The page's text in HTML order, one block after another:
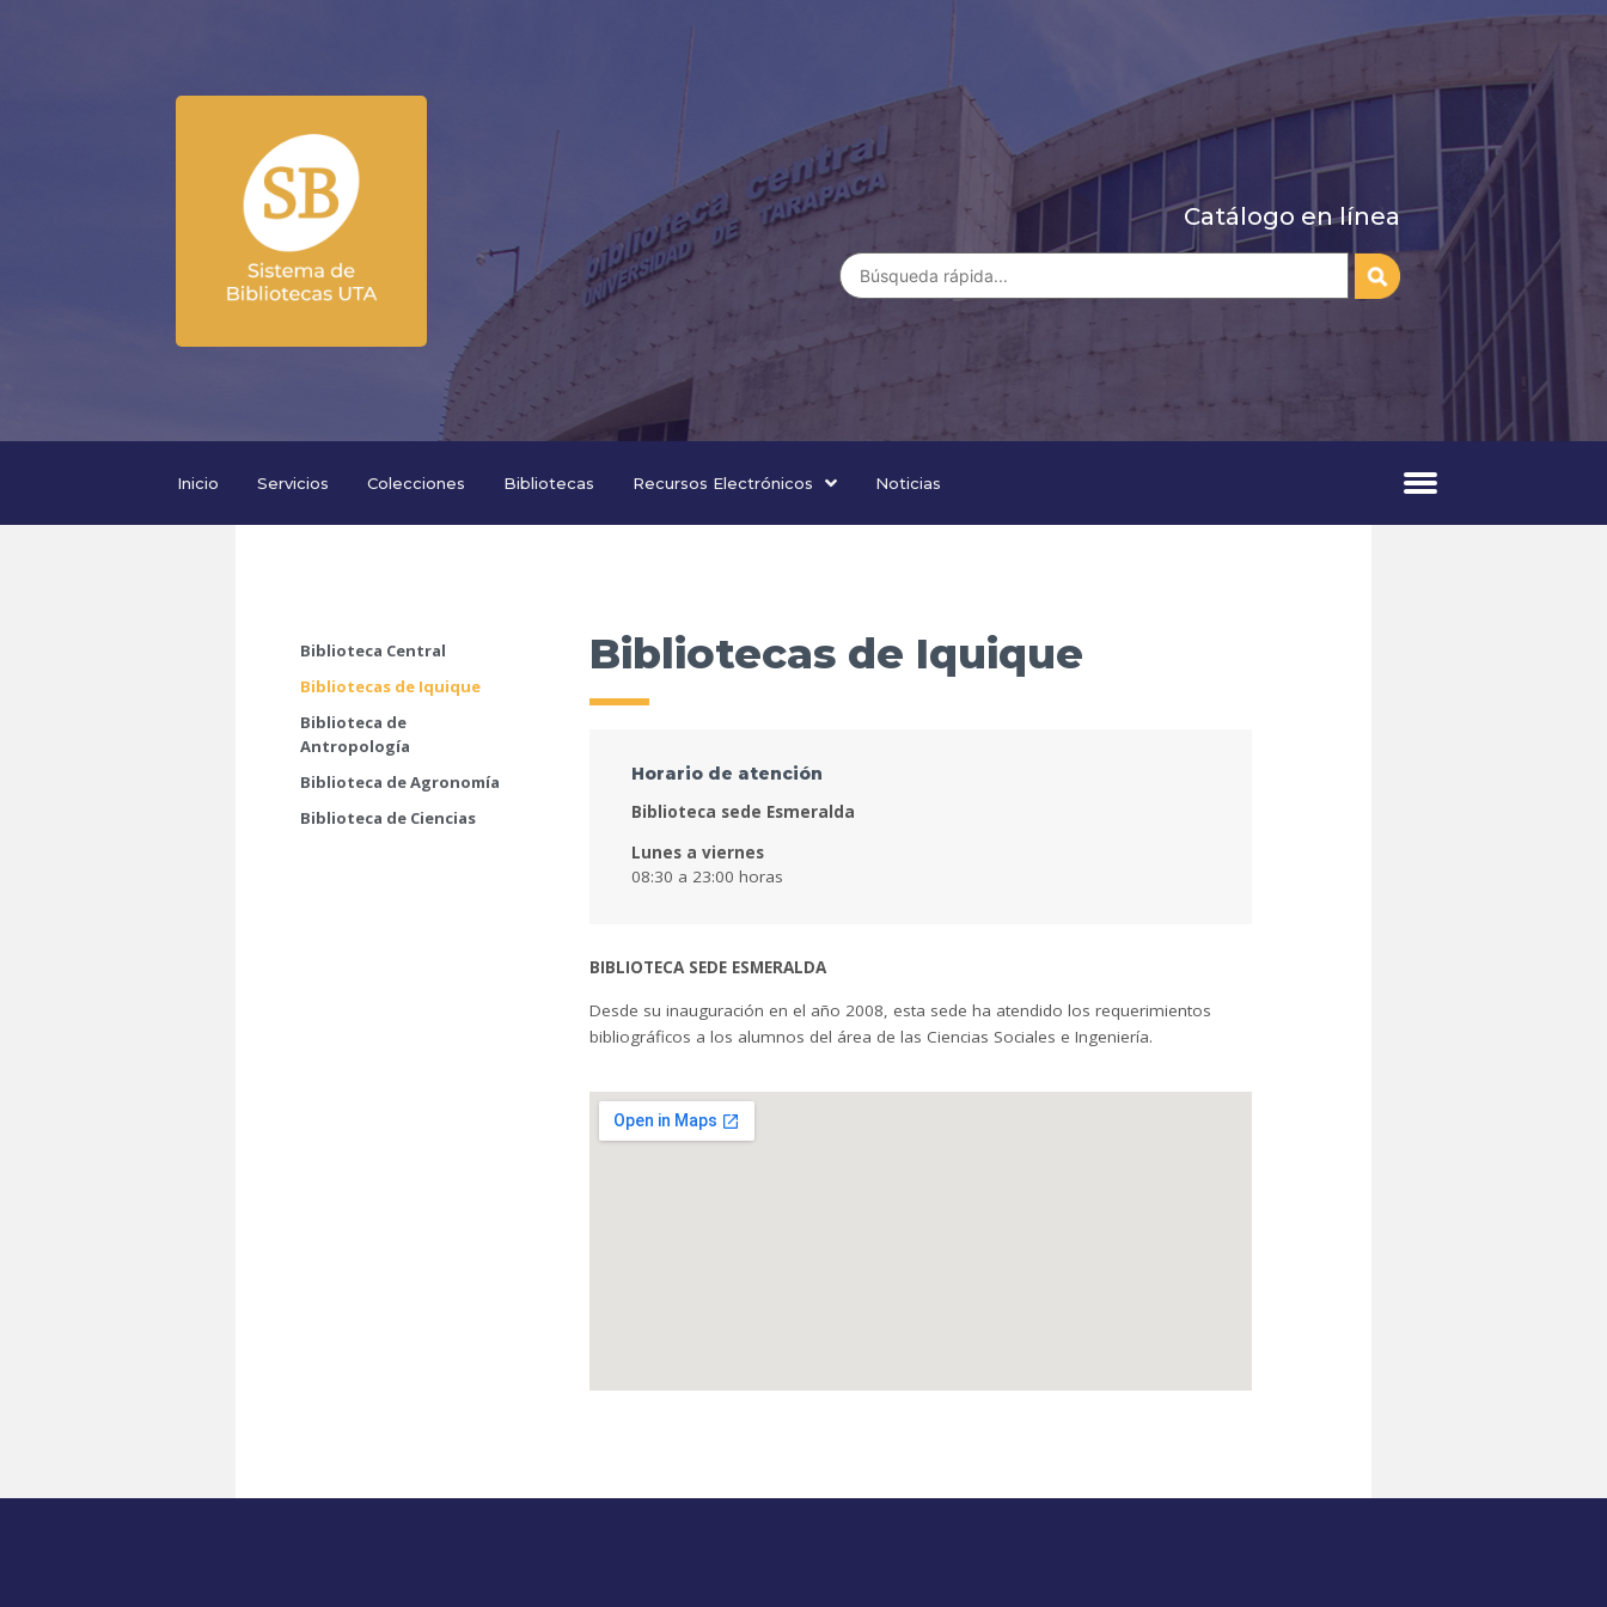
Catálogo en línea
Inicio Servicios Colecciones Bibliotecas Recursos Electrónicos Noticias
Biblioteca Central
Bibliotecas de Iquique
Biblioteca de
Antropología
Biblioteca de Agronomía
Biblioteca de Ciencias
Bibliotecas de Iquique
Horario de atención
Biblioteca sede Esmeralda
Lunes a viernes
08:30 a 23:00 horas
BIBLIOTECA SEDE ESMERALDA
Desde su inauguración en el año 2008, esta sede ha atendido los requerimientos
bibliográficos a los alumnos del área de las Ciencias Sociales e Ingeniería.